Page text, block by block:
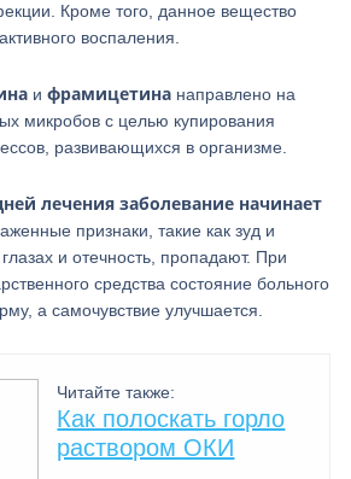
Кроме того, данное вещество
воспаления.
ифрамицетина направлено на
микробов с целью купирования
развивающихся в организме.
лечения заболевание начинает
признаки, такие как зуд и
и отечность, пропадают. При
средства состояние больного
а самочувствие улучшается.
Читайте также:
Как полоскать горло
раствором ОКИ